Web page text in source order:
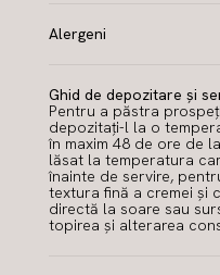
Alergeni
Ghid de depozitare și
Pentru a păstra
depozitați-l la o
în maxim 48 de ore de
lăsat la temperatura
înainte de servire,
textura fină a cremei și
directă la soare sau
topirea și alterarea